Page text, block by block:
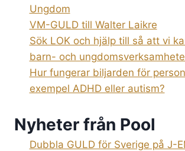
Ungdom
VM-GULD till Walter Laikre
Sök LOK och hjälp till så att vi
barn- och
Hur fungerar biljarden för
exempel ADHD eller autism?
Nyheter från Pool
Dubbla GULD för Sverige på J-